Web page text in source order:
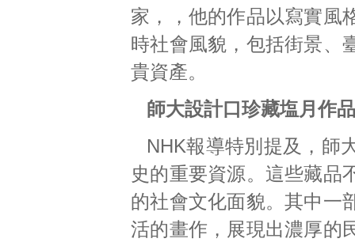
家，，他的作品以寫實風
時社會風貌，包括街景、
貴資產。
師大設計口珍藏塩月作
NHK報導特別提及，師
史的重要資源。這些藏品
的社會文化面貌。其中一
活的畫作，展現出濃厚的